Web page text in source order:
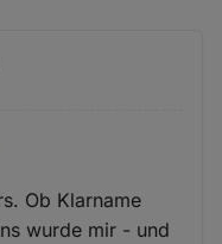
Ob Klarname
wurde mir - und